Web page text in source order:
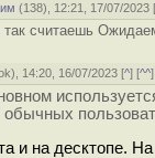
(138), 12:21, 17/07/2023
так считаешь
), 14:20, 16/07/2023 [^] [^^
и на десктопе.